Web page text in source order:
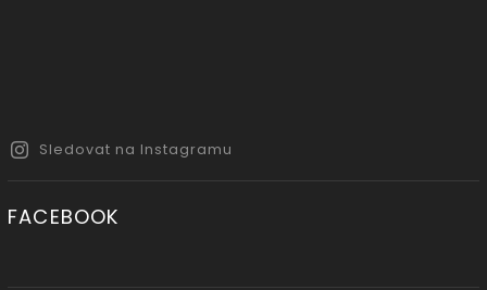
Sledovat na Instagramu
FACEBOOK